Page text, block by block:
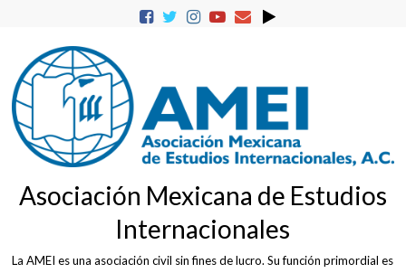
Asociación Mexicana de Estudios
Internacionales
La AMEI es una asociación civil sin fines de lucro. Su función primordial es